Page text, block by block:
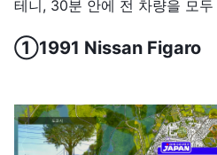
테니, 30분 안에 전 차량을 모두
①1991 Nissan Figaro